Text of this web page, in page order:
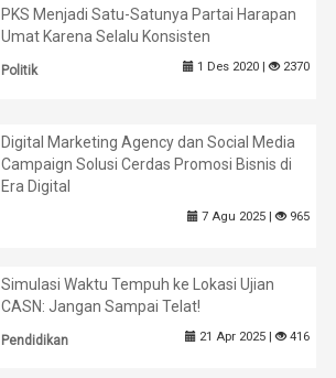
PKS Menjadi Satu-Satunya Partai Harapan
Umat Karena Selalu Konsisten
Politik 1 Des 2020 | 2370
Digital Marketing Agency dan Social Media
Campaign Solusi Cerdas Promosi Bisnis di
Era Digital
7 Agu 2025 | 965
Simulasi Waktu Tempuh ke Lokasi Ujian
CASN: Jangan Sampai Telat!
Pendidikan 21 Apr 2025 | 416